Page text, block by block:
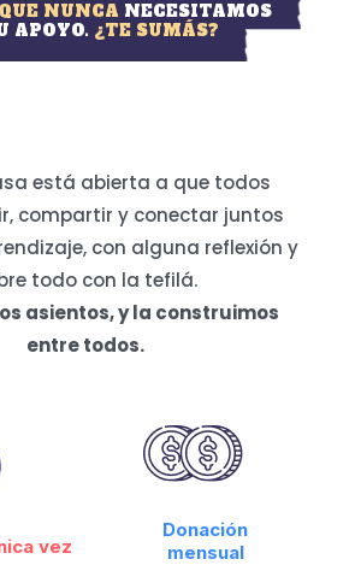
NUNCA NECESITAMOS
APOYO. ¿TE SUMÁS?
está abierta a que todos
compartir y conectar juntos
con alguna reflexión y
todo con la tefilá.
asientos, y la construimos
entre todos.
vez
Donación
mensual